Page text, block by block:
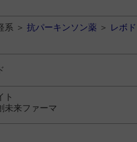
系 ＞ 抗パーキンソン薬 ＞ レボド
ト
未来ファーマ